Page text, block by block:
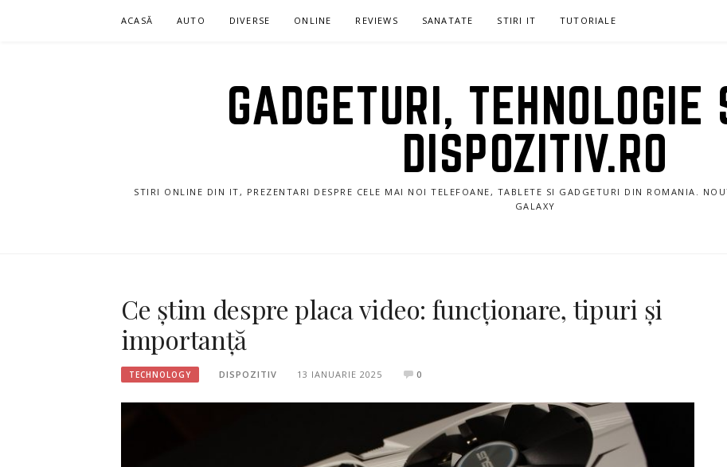
ACASĂ AUTO DIVERSE ONLINE REVIEWS SANATATE STIRI IT TUTORIALE
GADGETURI,
DISPOZITIV.RO
STIRI ONLINE DIN IT, PREZENTARI DESPRE CELE MAI NOI TELEFOANE, TABLETE SI GADGETURI DIN ROMANIA.
GALAXY
Ce știm despre placa video: funcționare, tipuri și
importanță
TECHNOLOGY DISPOZITIV 13 IANUARIE 2025 0